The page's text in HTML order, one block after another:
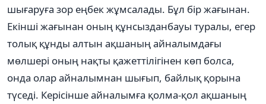
шығаруға зор еңбек жұмсалады. Бұл бір жағынан.
Екінші жағынан оның құнсызданбауы туралы, егер
толық құнды алтын ақшаның айналымдағы
мөлшері оның нақты қажеттілігінен көп болса,
онда олар айналымнан шығып, байлық қорына
түседі. Керісінше айналымға қолма-қол ақшаның